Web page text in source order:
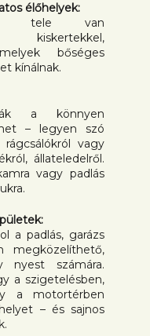
élőhelyek:
tele van
kiskertekkel,
bőséges
kínálnak.
a könnyen
– legyen szó
rágcsálókról vagy
állateledelről.
vagy padlás
a padlás, garázs
megközelíthető,
nyest számára.
a szigetelésben,
a motortérben
– és sajnos